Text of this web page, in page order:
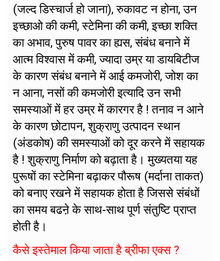
(जल्द डिस्चार्ज हो जाना), रुकावट न होना, उन
इच्छाओ की कमी, स्टेमिना की कमी, इच्छा शक्ति
का अभाव, पुरुष पावर का ह्यस, संबंध बनाने में
आत्म विश्वास में कमी, ज्यादा उम्र या डायबिटीज
के कारण संबंध बनाने में आई कमजोरी, जोश का
न आना, नसों की कमजोरी इत्यादि उन सभी
समस्याओं में हर उम्र में कारगर है ! तनाव न आने
के कारण छोटापन, शुक्राणु उत्पादन स्थान
(अंडकोष) की समस्याओं को दूर करने में सहायक
है ! शुक्राणु निर्माण को बढ़ाता है। मुख्यतया यह
पुरूषों का स्टेमिना बढ़ाकर पौरूष (मर्दाना ताकत)
को बनाए रखने में सहायक होता है जिससे संबंधों
का समय बढऩे के साथ-साथ पूर्ण संतुष्टि प्राप्त
होती है।
कैसे इस्तेमाल किया जाता है ब्रीफा एक्स ?